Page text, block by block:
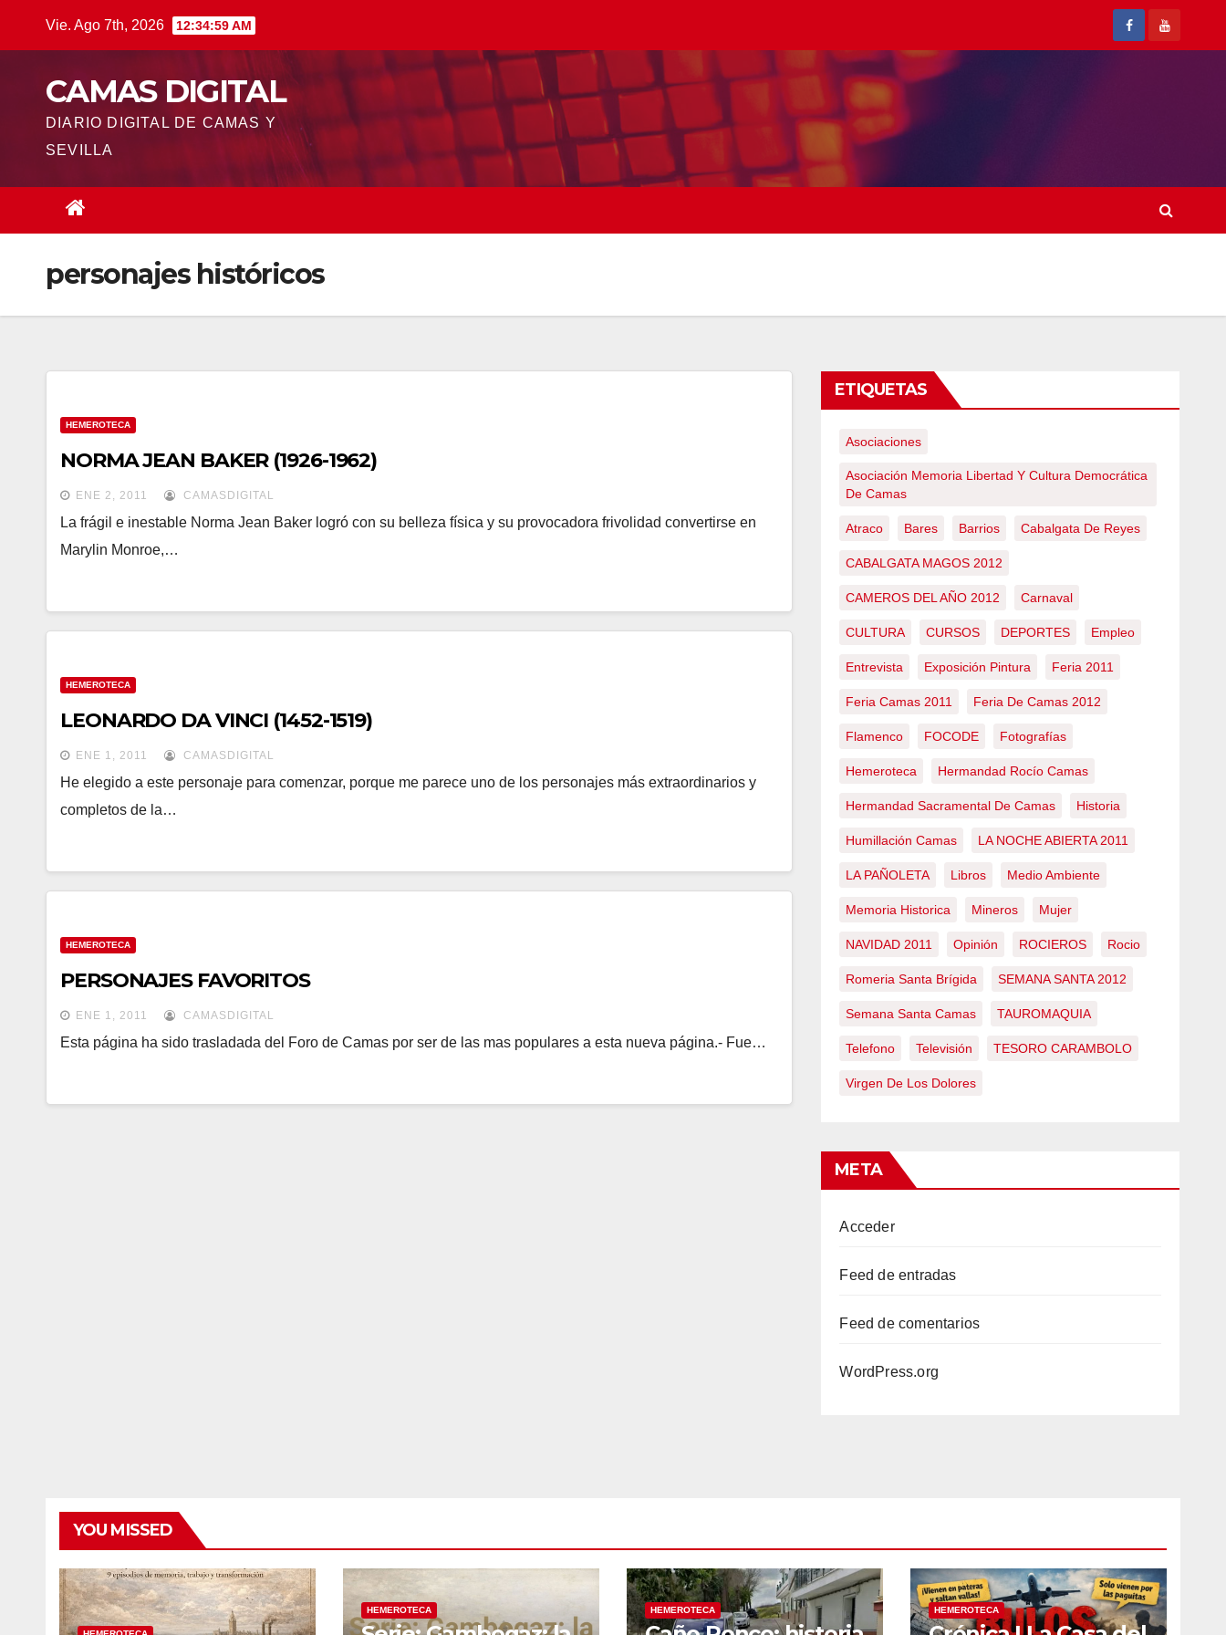
Vie. Ago 7th, 2026 12:34:59 AM
CAMAS DIGITAL
DIARIO DIGITAL DE CAMAS Y
SEVILLA
personajes históricos
HEMEROTECA
NORMA JEAN BAKER (1926-1962)
ENE 2, 2011 CAMASDIGITAL
La frágil e inestable Norma Jean Baker logró con su belleza física y su provocadora frivolidad convertirse en
Marylin Monroe,…
HEMEROTECA
LEONARDO DA VINCI (1452-1519)
ENE 1, 2011 CAMASDIGITAL
He elegido a este personaje para comenzar, porque me parece uno de los personajes más extraordinarios y
completos de la…
HEMEROTECA
PERSONAJES FAVORITOS
ENE 1, 2011 CAMASDIGITAL
Esta página ha sido trasladada del Foro de Camas por ser de las mas populares a esta nueva página.- Fue…
ETIQUETAS
Asociaciones
Asociación Memoria Libertad Y Cultura Democrática
De Camas
Atraco Bares Barrios Cabalgata De Reyes
CABALGATA MAGOS 2012
CAMEROS DEL AÑO 2012 Carnaval
CULTURA CURSOS DEPORTES Empleo
Entrevista Exposición Pintura Feria 2011
Feria Camas 2011 Feria De Camas 2012
Flamenco FOCODE Fotografías
Hemeroteca Hermandad Rocío Camas
Hermandad Sacramental De Camas Historia
Humillación Camas LA NOCHE ABIERTA 2011
LA PAÑOLETA Libros Medio Ambiente
Memoria Historica Mineros Mujer
NAVIDAD 2011 Opinión ROCIEROS Rocio
Romeria Santa Brígida SEMANA SANTA 2012
Semana Santa Camas TAUROMAQUIA
Telefono Televisión TESORO CARAMBOLO
Virgen De Los Dolores
META
Acceder
Feed de entradas
Feed de comentarios
WordPress.org
YOU MISSED
HEMEROTECA HEMEROTECA HEMEROTECA